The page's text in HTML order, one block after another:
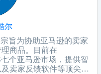
尔
旨为协助亚马逊的卖家
商品。目前在
个亚马逊市场，提供智
卖家反馈软件等顶尖软